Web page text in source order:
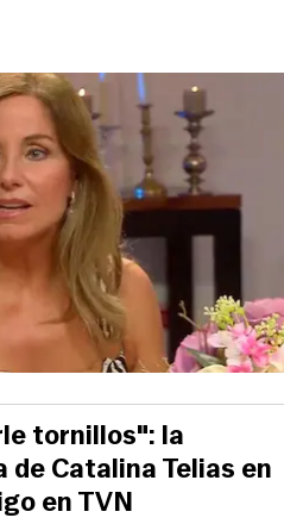
tornillos": la
de Catalina Telias en
en TVN